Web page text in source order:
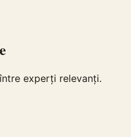
experți relevanți.